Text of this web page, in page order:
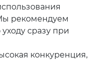
рекомендуем
сразу при
конкуренция,